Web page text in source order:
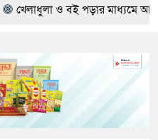
খেলাধুলা ও বই পড়ার মাধ্যমে আগামী